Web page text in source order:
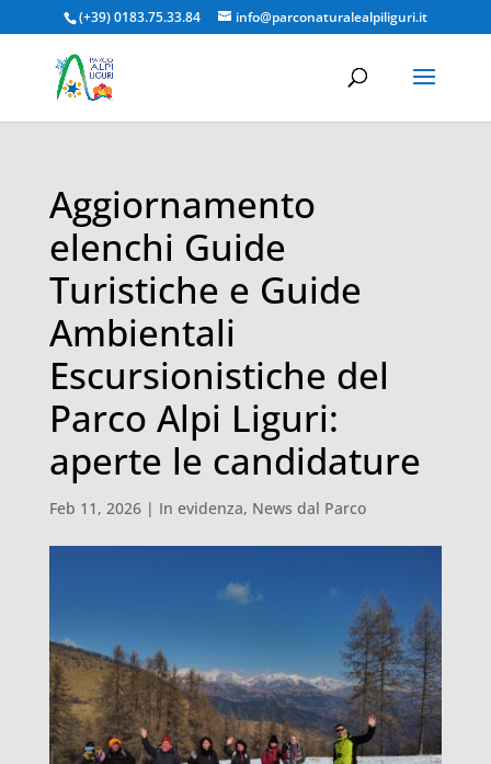
(+39) 0183.75.33.84 info@parconaturalealpiliguri.it
Aggiornamento
elenchi Guide
Turistiche e Guide
Ambientali
Escursionistiche del
Parco Alpi Liguri:
aperte le candidature
Feb 11, 2026| In evidenza, News dal Parco